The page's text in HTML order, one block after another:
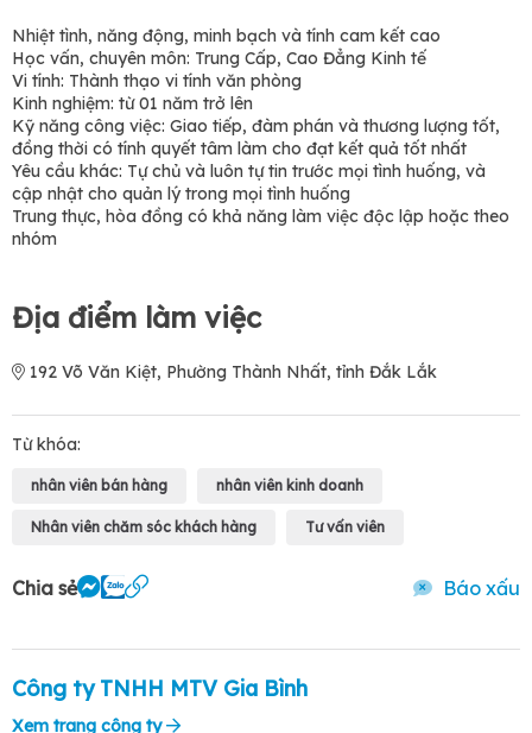
Nhiệt tình, năng động, minh bạch và tính cam kết cao
Học vấn, chuyên môn: Trung Cấp, Cao Đẳng Kinh tế
Vi tính: Thành thạo vi tính văn phòng
Kinh nghiệm: từ 01 năm trở lên
Kỹ năng công việc: Giao tiếp, đàm phán và thương lượng tốt,
đồng thời có tính quyết tâm làm cho đạt kết quả tốt nhất
Yêu cầu khác: Tự chủ và luôn tự tin trước mọi tình huống, và
cập nhật cho quản lý trong mọi tình huống
Trung thực, hòa đồng có khả năng làm việc độc lập hoặc theo
nhóm
Địa điểm làm việc
192 Võ Văn Kiệt, Phường Thành Nhất, tỉnh Đắk Lắk
Từ khóa:
nhân viên bán hàng nhân viên kinh doanh
Nhân viên chăm sóc khách hàng Tư vấn viên
Chia sẻ Báo xấu
Công ty TNHH MTV Gia Bình
Xem trang công ty